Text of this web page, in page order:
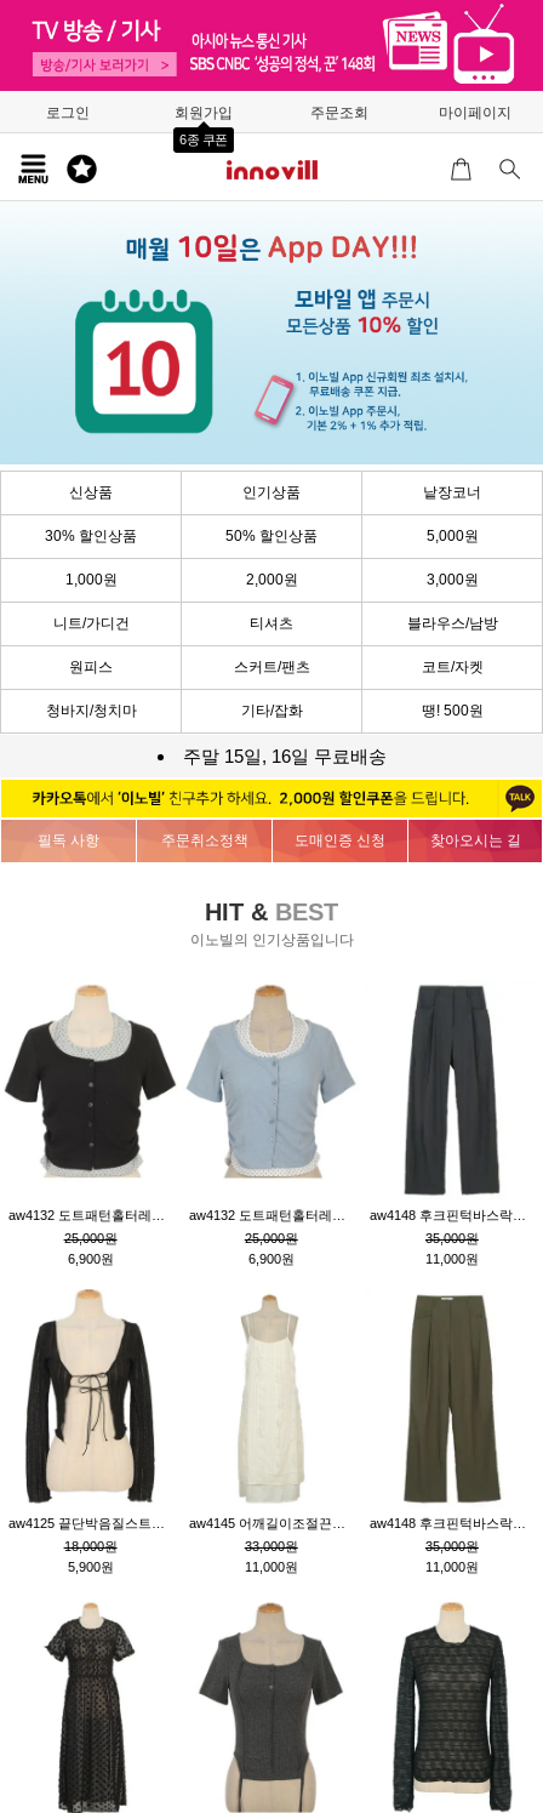
로그인 회원가입
6종 쿠폰
주문조회 마이페이지
신상품 인기상품 낱장코너
30% 할인상품 50% 할인상품 5,000원
1,000원 2,000원 3,000원
니트/가디건 티셔츠 블라우스/남방
원피스 스커트/팬츠 코트/자켓
청바지/청치마 기타/잡화 땡! 500원
주말 15일, 16일 무료배송
필독 사항 주문취소정책 도매인증 신청 찾아오시는 길
HIT & BEST
이노빌의 인기상품입니다
25,000원
6,900원
25,000원
6,900원
35,000원
11,000원
18,000원
5,900원
33,000원
11,000원
35,000원
11,000원